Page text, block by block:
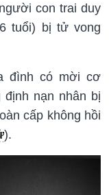
con trai duy
tuổi) bị tử vong
đình có mời cơ
nạn nhân bị
cấp không hồi
).